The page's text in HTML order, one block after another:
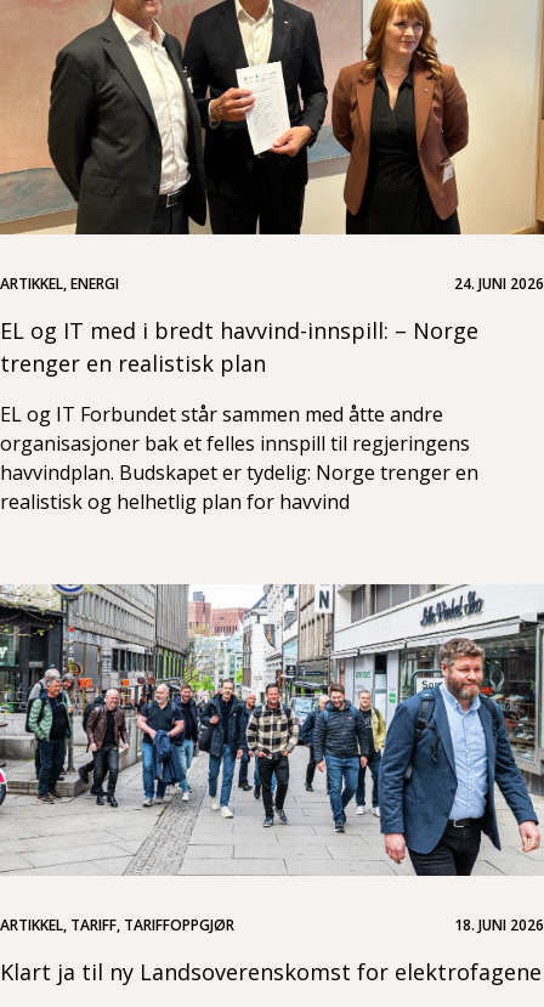
ARTIKKEL, ENERGI 24. JUNI 2026
EL og IT med i bredt havvind-innspill: – Norge
trenger en realistisk plan
EL og IT Forbundet står sammen med åtte andre
organisasjoner bak et felles innspill til regjeringens
havvindplan. Budskapet er tydelig: Norge trenger en
realistisk og helhetlig plan for havvind
ARTIKKEL, TARIFF, TARIFFOPPGJØR 18. JUNI 2026
Klart ja til ny Landsoverenskomst for elektrofagene